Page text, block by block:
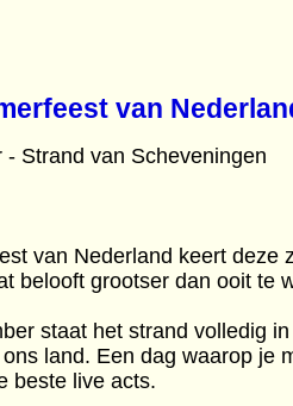
van
Strand van Scheveningen
van Nederland keert deze
belooft grootser dan ooit te
staat het strand volledig
land. Een dag waarop je
beste live acts.